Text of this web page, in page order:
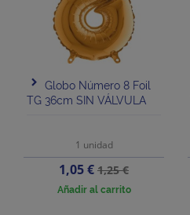
Globo Número 8 Foil
TG 36cm SIN VÁLVULA
1 unidad
Precio
1,05 €Precio
base
1,25 €
Añadir al carrito